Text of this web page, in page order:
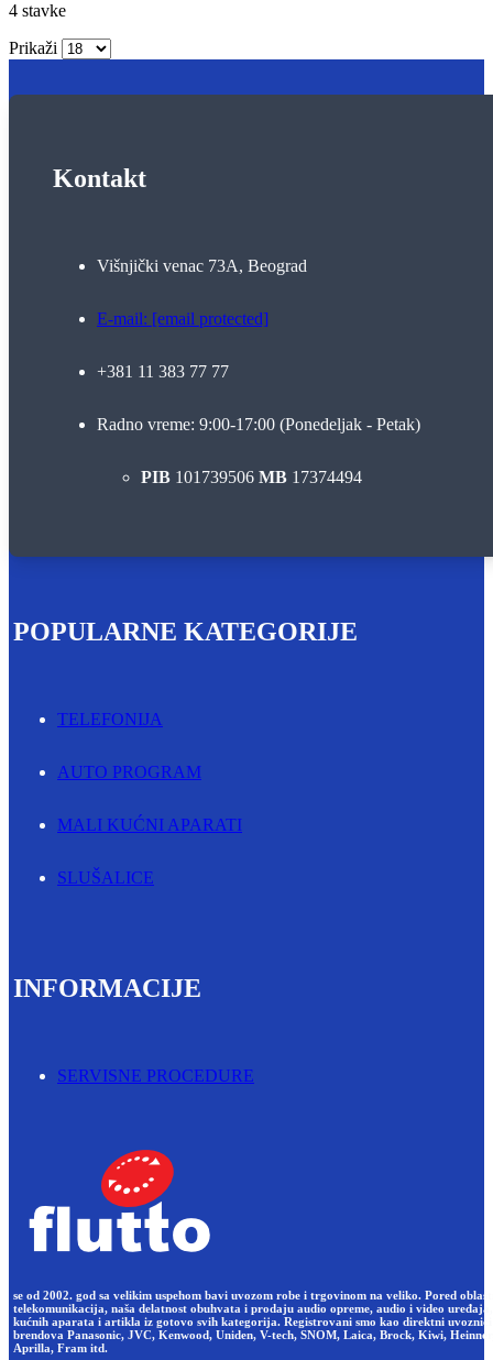
4 stavke
Prikaži
Kontakt
Višnjički venac 73A, Beograd
E-mail: [email protected]
+381 11 383 77 77
Radno vreme: 9:00-17:00 (Ponedeljak - Petak)
PIB 101739506 MB 17374494
POPULARNE KATEGORIJE
TELEFONIJA
AUTO PROGRAM
MALI KUĆNI APARATI
SLUŠALICE
INFORMACIJE
SERVISNE PROCEDURE
se od 2002. god sa velikim uspehom bavi uvozom robe i trgovinom na veliko. Pored
telekomunikacija, naša delatnost obuhvata i prodaju audio opreme, audio i video uređaja,
kućnih aparata i artikla iz gotovo svih kategorija. Registrovani smo kao direktni uvoznici
brendova Panasonic, JVC, Kenwood, Uniden, V-tech, SNOM, Laica, Brock, Kiwi,
Aprilla, Fram itd.